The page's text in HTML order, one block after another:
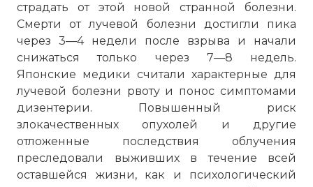
страдать от этой новой странной болезни.
Смерти от лучевой болезни достигли пика
через 3—4 недели после взрыва и начали
снижаться только через 7—8 недель.
Японские медики считали характерные для
лучевой болезни рвоту и понос симптомами
дизентерии. Повышенный риск
злокачественных опухолей и другие
отложенные последствия облучения
преследовали выживших в течение всей
оставшейся жизни, как и психологический